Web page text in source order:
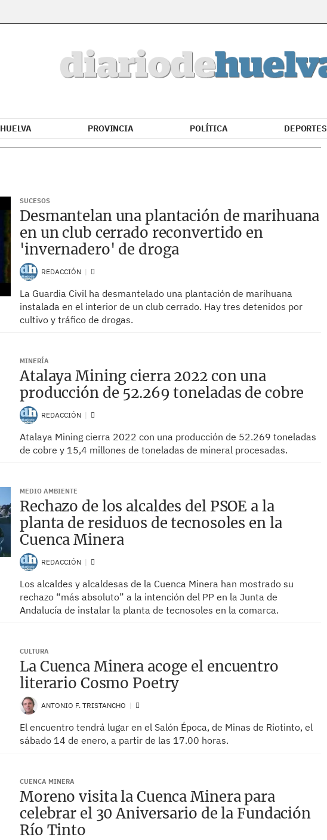
HUELVA PROVINCIA POLÍTICA DEPORTES
SUCESOS
Desmantelan una plantación de marihuana
en un club cerrado reconvertido en
'invernadero' de droga
REDACCIÓN
La Guardia Civil ha desmantelado una plantación de marihuana
instalada en el interior de un club cerrado. Hay tres detenidos por
cultivo y tráfico de drogas.
MINERÍA
Atalaya Mining cierra 2022 con una
producción de 52.269 toneladas de cobre
REDACCIÓN
Atalaya Mining cierra 2022 con una producción de 52.269 toneladas
de cobre y 15,4 millones de toneladas de mineral procesadas.
MEDIO AMBIENTE
Rechazo de los alcaldes del PSOE a la
planta de residuos de tecnosoles en la
Cuenca Minera
REDACCIÓN
Los alcaldes y alcaldesas de la Cuenca Minera han mostrado su
rechazo “más absoluto” a la intención del PP en la Junta de
Andalucía de instalar la planta de tecnosoles en la comarca.
CULTURA
La Cuenca Minera acoge el encuentro
literario Cosmo Poetry
ANTONIO F. TRISTANCHO
El encuentro tendrá lugar en el Salón Época, de Minas de Riotinto, el
sábado 14 de enero, a partir de las 17.00 horas.
CUENCA MINERA
Moreno visita la Cuenca Minera para
celebrar el 30 Aniversario de la Fundación
Río Tinto